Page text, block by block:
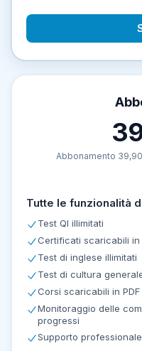
Abbonamento
Tutte le funzionalità
Test QI illimitati
Certificati scaricabili in
Test di inglese illimitati
Test di cultura
Corsi scaricabili in PDF
Monitoraggio delle
progressi
Supporto professionale